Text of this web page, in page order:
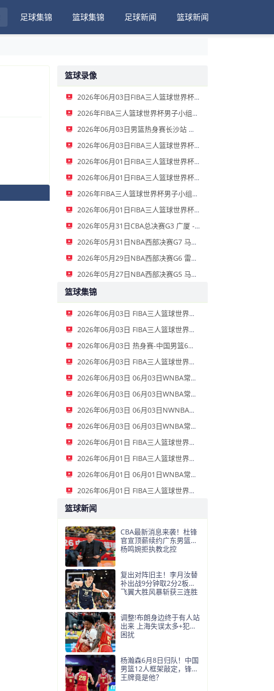
足球集锦 篮球集锦 足球新闻 篮球新闻
篮球录像
2026年06月03日FIBA三人篮球世界杯女子小组赛 中国 - 拉脱维亚 录像
2026年FIBA三人篮球世界杯男子小组赛 新西兰 - 中国 录像
2026年06月03日男篮热身赛长沙站 中国男篮 - FMP拉德尼基 全场录像
2026年06月03日FIBA三人篮球世界杯女子小组赛 菲律宾 - 中国 录像
2026年06月01日FIBA三人篮球世界杯男子小组赛 中国 - 荷兰 录像
2026年06月01日FIBA三人篮球世界杯女子小组赛 意大利 - 中国 录像
2026年FIBA三人篮球世界杯男子小组赛 中国 - 日本 全场录像
2026年06月01日FIBA三人篮球世界杯女子小组赛 中国 - 德国 全场录像
2026年05月31日CBA总决赛G3 广厦 - 上海 全场录像
2026年05月31日NBA西部决赛G7 马刺 - 雷霆 全场录像
2026年05月29日NBA西部决赛G6 雷霆 - 马刺 全场录像
2026年05月27日NBA西部决赛G5 马刺 - 雷霆 全场录像
篮球集锦
2026年06月03日 FIBA三人篮球世界杯女子小组赛 中国 16 - 21 拉脱维亚 集锦
2026年06月03日 FIBA三人篮球世界杯男子小组赛 新西兰 22 - 19 中国 集锦
2026年06月03日 热身赛-中国男篮6人上双胜FMP拉德尼基 王俊杰18+14 徐昕10+8
2026年06月03日 FIBA三人篮球世界杯女子小组赛 菲律宾 12 - 20 中国 集锦
2026年06月03日 06月03日WNBA常规赛 拉斯维加斯王牌79-69洛杉矶火花 全场集锦
2026年06月03日 06月03日WNBA常规赛 波特兰火焰77-95金州女武神 全场集锦
2026年06月03日 06月03日NWNBA常规赛 芝加哥天空72-90华盛顿神秘人 全场集锦
2026年06月03日 06月03日WNBA常规赛 康涅狄格太阳75-91亚特兰大梦想 全场集锦
2026年06月01日 FIBA三人篮球世界杯男子小组赛 中国 10 - 22 荷兰 全场集锦
2026年06月01日 FIBA三人篮球世界杯女子小组赛 意大利 12 - 21 中国 集锦
2026年06月01日 06月01日WNBA常规赛 拉斯维加斯王牌 91 - 81 金州女武神 集锦
2026年06月01日 FIBA三人篮球世界杯男子小组赛 中国 22 - 14 日本 全场集锦
篮球新闻
CBA最新消息来袭！杜锋
官宣顶薪续约广东男篮，
杨鸣婉拒执教北控
复出对阵旧主！李月汝替
补出战9分钟取2分2板，
飞翼大胜风暴斩获三连胜
调整!布朗身边终于有人站
出来 上海失误太多+犯规
困扰
杨瀚森6月8日归队！中国
男篮12人框架敲定，锋线
王牌竟是他？